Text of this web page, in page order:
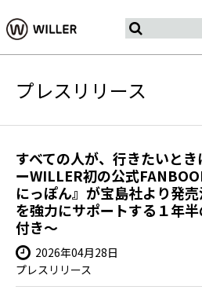
プレスリリース
すべての人が、行きたいと
ーWILLER初の公式
にっぽん』が宝島社より発
を強力にサポートする１年
付き～
2026年04月28日
プレスリリース